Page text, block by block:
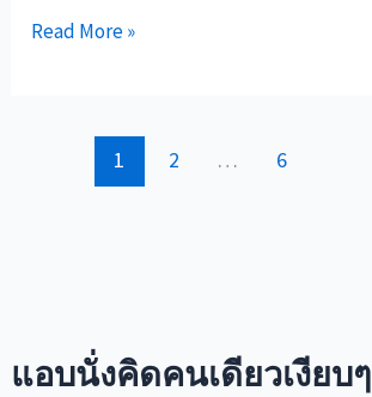
แอบนั่งคิดคนเดียวเงียบๆ
เมื่อ
ทาง
Read More »
1 2 … 6